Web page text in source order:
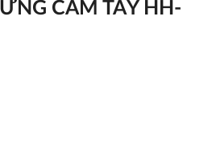
CẦM TAY HH-